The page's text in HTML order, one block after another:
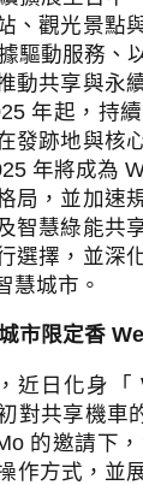
、觀光景點
驅動服務、
動共享與永
年起，持
發跡地與核
年將成為
局，並加速
智慧綠能共
選擇，並深
慧城市。
市限定香 We
近日化身「
對共享機車
的邀請下
作方式，並